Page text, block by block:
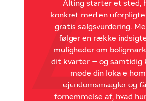
Alting starter et sted,
konkret med en
gratis salgsvurdering.
følger en række
muligheder om
dit kvarter – og samtidig
møde din lokale
ejendomsmægler og
fornemmelse af, hvad